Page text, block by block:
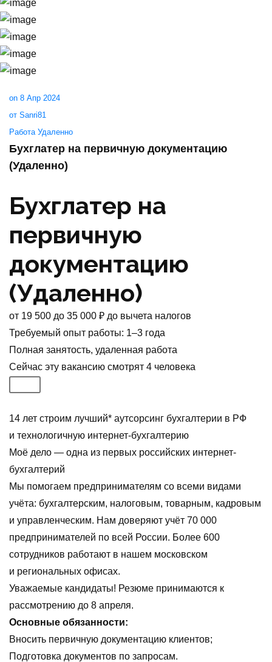
on 8 Апр 2024
от Sanri81
Работа Удаленно
Бухглатер на первичную документацию
(Удаленно)
Бухглатер на
первичную
документацию
(Удаленно)
от 19 500 до 35 000 ₽ до вычета налогов
Требуемый опыт работы: 1–3 года
Полная занятость, удаленная работа
Сейчас эту вакансию смотрят 4 человека
14 лет строим лучший* аутсорсинг бухгалтерии в РФ
и технологичную интернет-бухгалтерию
Моё дело — одна из первых российских интернет-
бухгалтерий
Мы помогаем предпринимателям со всеми видами
учёта: бухгалтерским, налоговым, товарным, кадровым
и управленческим. Нам доверяют учёт 70 000
предпринимателей по всей России. Более 600
сотрудников работают в нашем московском
и региональных офисах.
Уважаемые кандидаты! Резюме принимаются к
рассмотрению до 8 апреля.
Основные обязанности:
Вносить первичную документацию клиентов;
Подготовка документов по запросам.